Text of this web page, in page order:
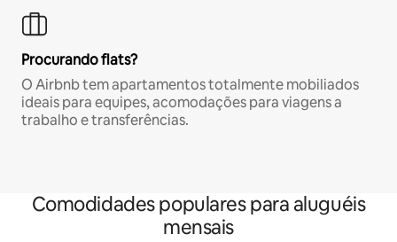
Procurando flats?
O Airbnb tem apartamentos totalmente mobiliados
ideais para equipes, acomodações para viagens a
trabalho e transferências.
Comodidades populares para aluguéis
mensais